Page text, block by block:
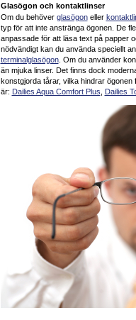
Glasögon och kontaktlinser
Om du behöver glasögoneller
typ för att inte anstränga ögonen. De
anpassade för att läsa text på papper
nödvändigt kan du använda speciellt
terminalglasögon. Om du använder
än mjuka linser. Det finns dock
konstgjorda tårar, vilka hindrar
är: Dailies Aqua Comfort Plus Dailies